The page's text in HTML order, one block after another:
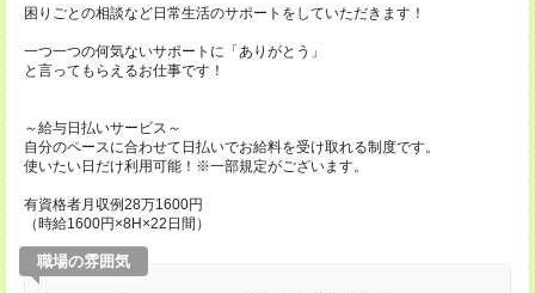
困りごとの相談など日常生活のサポートをしていただきます！
一つ一つの何気ないサポートに「ありがとう」
と言ってもらえるお仕事です！
～給与日払いサービス～
自分のペースに合わせて日払いでお給料を受け取れる制度です。
使いたい日だけ利用可能！※一部規定がございます。
有資格者月収例28万1600円
（時給1600円×8H×22日間）
職場の雰囲気